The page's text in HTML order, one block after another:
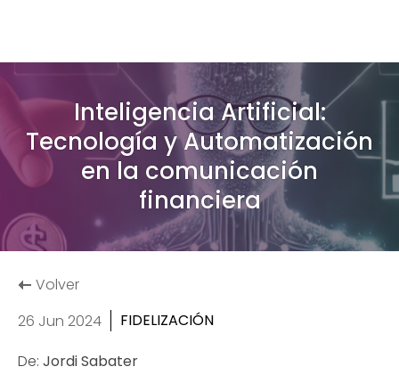
Inteligencia Artificial:
Tecnología y Automatización
en la comunicación
financiera
Volver
26 Jun 2024
FIDELIZACIÓN
De: Jordi Sabater